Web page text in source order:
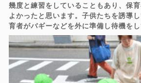
幾度と練習をしていることもあり、保
よかったと思います。子供たちを誘導
育者がバギーなどを外に準備し待機をし